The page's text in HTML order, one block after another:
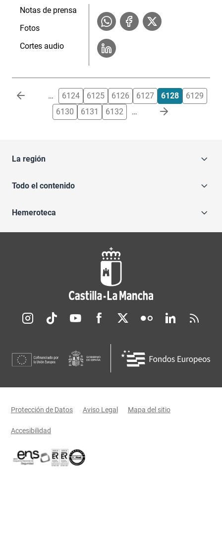
Notas de prensa
Fotos
Cortes audio
Paginación … 6124 6125 6126 6127 6128
6129
6130
6131 6132 …
La región
Todo el contenido
Hemeroteca
Redes sociales JCCM
Menú legal
Protección de Datos Aviso Legal Mapa del sitio
Accesibilidad